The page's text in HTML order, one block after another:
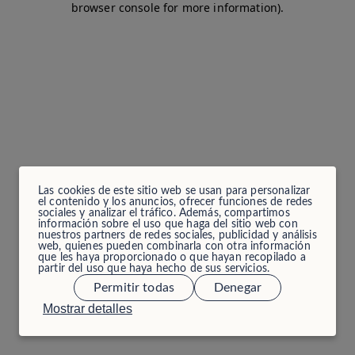
Las cookies de este sitio web se usan para personalizar
el contenido y los anuncios, ofrecer funciones de redes
sociales y analizar el tráfico. Además, compartimos
información sobre el uso que haga del sitio web con
nuestros partners de redes sociales, publicidad y análisis
web, quienes pueden combinarla con otra información
que les haya proporcionado o que hayan recopilado a
partir del uso que haya hecho de sus servicios.
Mostrar detalles
Permitir todas Denegar
browser console for more information).